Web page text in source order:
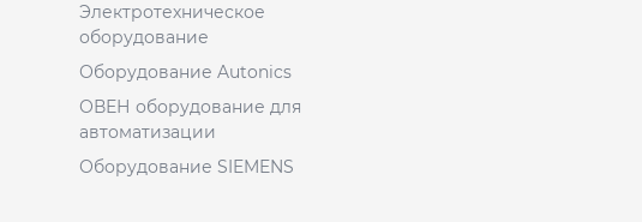
Электротехническое
оборудование
Оборудование Autonics
ОВЕН оборудование для
автоматизации
Оборудование SIEMENS